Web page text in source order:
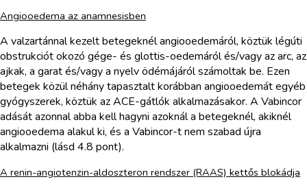
Angiooedema az anamnesisben
A valzartánnal kezelt betegeknél angiooedemáról, köztük légúti
obstrukciót okozó gége- és glottis-oedemáról és/vagy az arc, az
ajkak, a garat és/vagy a nyelv ödémájáról számoltak be. Ezen
betegek közül néhány tapasztalt korábban angiooedemát egyéb
gyógyszerek, köztük az ACE-gátlók alkalmazásakor. A Vabincor
adását azonnal abba kell hagyni azoknál a betegeknél, akiknél
angiooedema alakul ki, és a Vabincor-t nem szabad újra
alkalmazni (lásd 4.8 pont).
A renin-angiotenzin-aldoszteron rendszer (RAAS) kettős blokádja